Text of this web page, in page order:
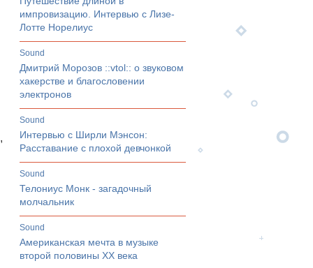
импровизацию. Интервью с Лизе-
Лотте Норелиус
sound
Дмитрий Морозов ::vtol:: о звуковом
хакерстве и благословении
электронов
sound
Интервью с Ширли Мэнсон:
Расставание с плохой девчонкой
sound
Телониус Монк - загадочный
молчальник
sound
Американская мечта в музыке
второй половины ХХ века